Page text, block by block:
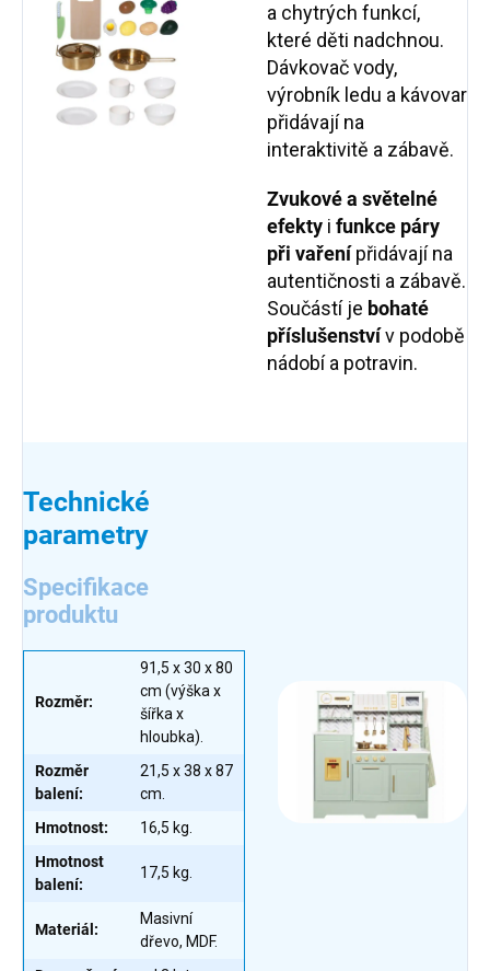
a chytrých funkcí,
které děti nadchnou.
Dávkovač vody,
výrobník ledu a kávovar
přidávají na
interaktivitě a zábavě.
Zvukové a světelné
efekty i funkce páry
při vařenípřidávají na
autentičnosti a zábavě.
Součástí je bohaté
příslušenstvív podobě
nádobí a potravin.
Technické
parametry
Specifikace
produktu
Rozměr:
91,5 x 30 x 80
cm (výška x
šířka x
hloubka).
Rozměr
balení:
21,5 x 38 x 87
cm.
Hmotnost:
16,5 kg.
Hmotnost
balení:
17,5 kg.
Materiál:
Masivní
dřevo, MDF.